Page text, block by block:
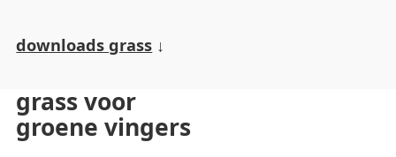
downloads grass
grass voor
groene vingers